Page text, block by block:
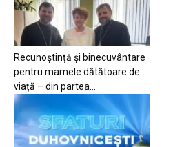
Recunoștință și binecuvântare
pentru mamele dătătoare de
viață – din partea...